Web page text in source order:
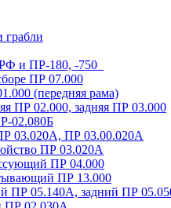
грабли
и ПР-180, -750
ПР 07.000
(передняя рама)
ПР 02.000, задняя ПР 03.000
02.080Б
03.020А, ПР 03.00.020А
ПР 03.020A
ПР 04.000
ПР 13.000
ПР 05.140A, задний ПР